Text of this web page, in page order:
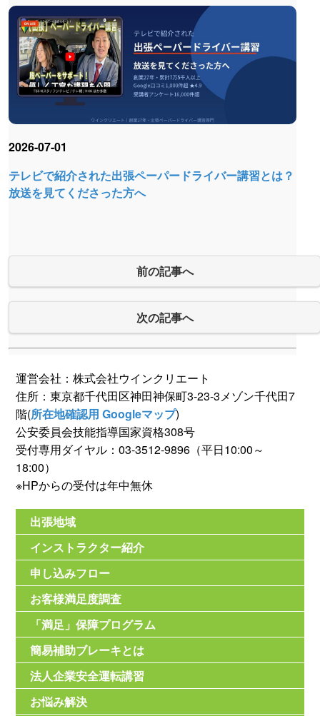
テレビで紹介された出張ペーパードライバー講習とは？
放送を見てくださった方へ
2026-07-01
前の記事へ
次の記事へ
運営会社：株式会社ウインクリエート
住所：東京都千代田区神田神保町3-23-3メゾン千代田7
階(所在地確認用 Googleマップ)
公安委員会技能指導国家資格308号
受付専用ダイヤル：03-3512-9896（平日10:00～
18:00）
※HPからの受付は年中無休
出張地域
インストラクター紹介
申し込みフロー
お客様満足度調査
「満足」保障プログラム
簡易補助ブレーキとは
法人企業安全運転講習
お悩み解決